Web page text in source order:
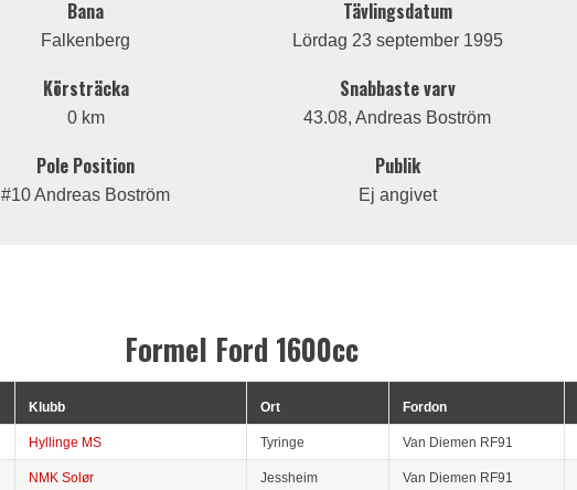
Bana
Falkenberg
Körsträcka
0 km
Pole Position
#10 Andreas Boström
Tävlingsdatum
Lördag 23 september 1995
Snabbaste varv
43.08, Andreas Boström
Publik
Ej angivet
Formel Ford 1600cc
Klubb Ort Fordon
Hyllinge MS Tyringe Van Diemen RF91
NMK Solør Jessheim Van Diemen RF91